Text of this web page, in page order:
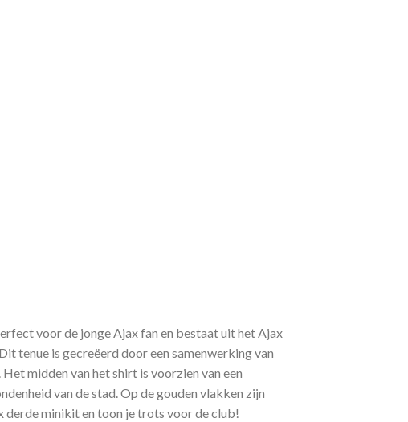
voor de jonge Ajax fan en bestaat uit het Ajax
tenue is gecreëerd door een samenwerking van
midden van het shirt is voorzien van een
van de stad. Op de gouden vlakken zijn
derde minikit en toon je trots voor de club!